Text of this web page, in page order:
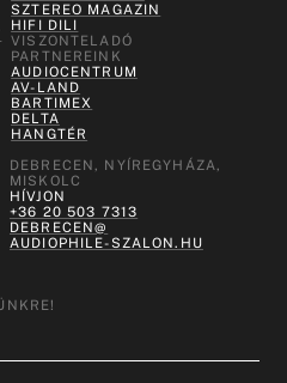
SZTEREO MAGAZIN
HIFI DILI
VISZONTELADÓ
PARTNEREINK
AUDIOCENTRUM
AV-LAND
BARTIMEX
DELTA
HANGTÉR
DEBRECEN, NYÍREGYHÁZA,
MISKOLC
HÍVJON
+36 20 503 7313
DEBRECEN@
AUDIOPHILE-SZALON.HU